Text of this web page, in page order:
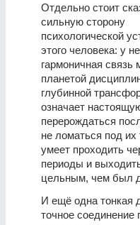
Отдельно стоит
сильную сторону
психологической
этого человека: у
гармоничная связь
планетой
глубинной
означает
перерождаться
не ломаться под
умеет проходить
периоды и
цельным, чем был
И ещё одна тонкая
точное